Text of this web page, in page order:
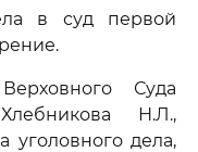
в суд первой
Суда
Н.Л.,
уголовного дела,